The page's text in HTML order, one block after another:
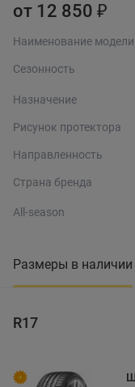
от 12 850 ₽
Наименование модели
Сезонность
Назначение
Рисунок протектора
Направленность
Страна бренда
All-season
Размеры в наличии
R17